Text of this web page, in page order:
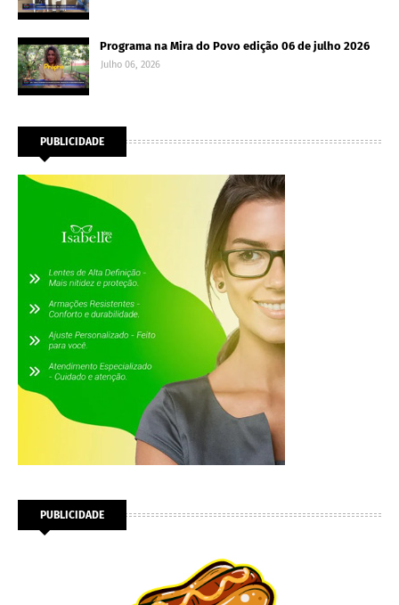
Programa na Mira do Povo edição 06 de julho 2026
Julho 06, 2026
PUBLICIDADE
PUBLICIDADE